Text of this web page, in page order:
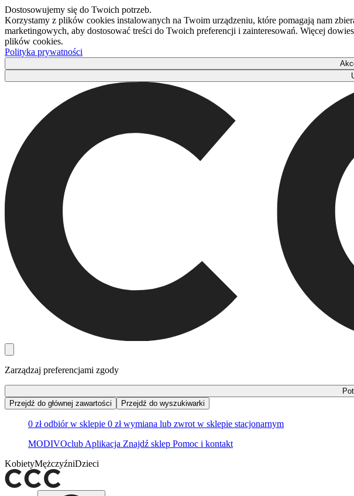
Dostosowujemy się do Twoich potrzeb.
Korzystamy z plików cookies instalowanych na Twoim urządzeniu, które pomagają nam
marketingowych, aby dostosować treści do Twoich preferencji i zainteresowań. Więcej
plików cookies.
Polityka prywatności
Zarządzaj preferencjami zgody
Przejdź do głównej zawartości
Przejdź do wyszukiwarki
0 zł odbiór w sklepie 0 zł wymiana lub zwrot w sklepie stacjonarnym
MODIVOclub Aplikacja Znajdź sklep Pomoc i kontakt
KobietyMężczyźniDzieci